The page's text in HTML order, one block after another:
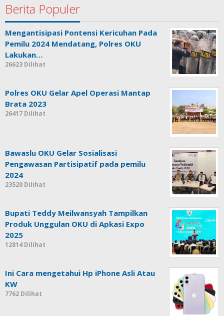
Berita Populer
Mengantisipasi Pontensi Kericuhan Pada
Pemilu 2024 Mendatang, Polres OKU
Lakukan…
26623 Dilihat
Polres OKU Gelar Apel Operasi Mantap
Brata 2023
26417 Dilihat
Bawaslu OKU Gelar Sosialisasi
Pengawasan Partisipatif pada pemilu
2024
23520 Dilihat
Bupati Teddy Meilwansyah Tampilkan
Produk Unggulan OKU di Apkasi Expo
2025
12814 Dilihat
Ini Cara mengetahui Hp iPhone Asli Atau
KW
7762 Dilihat